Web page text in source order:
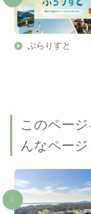
ぶらりすと
このペー
んなペー